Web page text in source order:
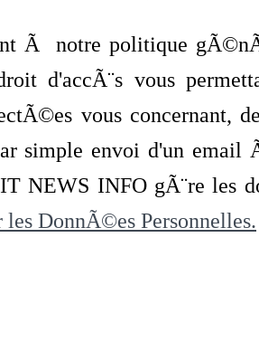
Ã notre politique
d'accÃ¨s vous
vous concernant,
simple envoi d'un
NEWS INFO gÃ¨re les
les DonnÃ©es Personnelles.